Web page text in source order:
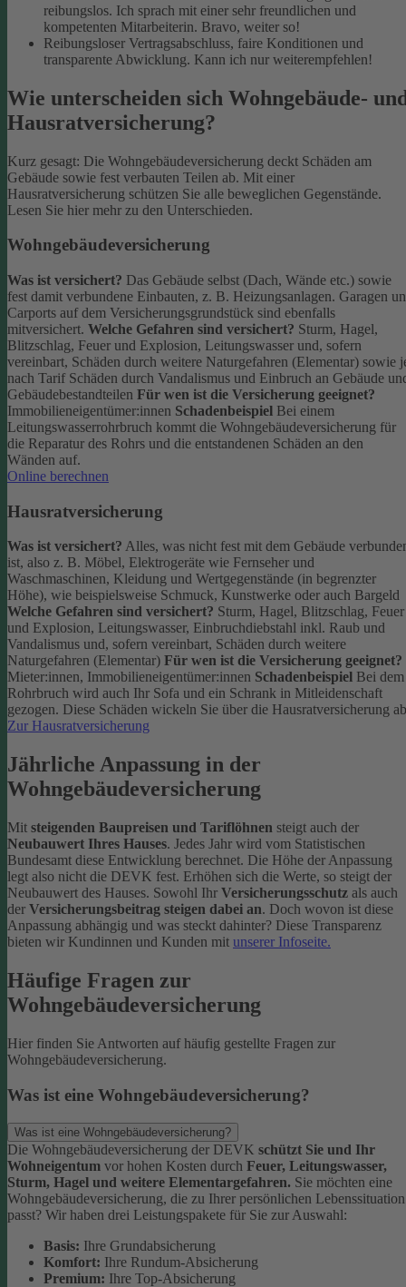
reibungslos. Ich sprach mit einer sehr freundlichen und
kompetenten Mitarbeiterin. Bravo, weiter so!
Reibungsloser Vertragsabschluss, faire Konditionen und
transparente Abwicklung. Kann ich nur weiterempfehlen!
Wie unterscheiden sich Wohngebäude-
Hausratversicherung?
Kurz gesagt: Die Wohngebäudeversicherung deckt Schäden am
Gebäude sowie fest verbauten Teilen ab. Mit einer
Hausratversicherung schützen Sie alle beweglichen Gegenstände.
Lesen Sie hier mehr zu den Unterschieden.
Wohngebäudeversicherung
Was ist versichert? Das Gebäude selbst (Dach, Wände etc.) sowie
fest damit verbundene Einbauten, z. B. Heizungsanlagen. Garagen
Carports auf dem Versicherungsgrundstück sind ebenfalls
mitversichert. Welche Gefahren sind versichert? Sturm, Hagel,
Blitzschlag, Feuer und Explosion, Leitungswasser und, sofern
vereinbart, Schäden durch weitere Naturgefahren (Elementar) sowie
nach Tarif Schäden durch Vandalismus und Einbruch an Gebäude
Gebäudebestandteilen Für wen ist die Versicherung geeignet?
Immobilieneigentümer:innen Schadenbeispiel Bei einem
Leitungswasserrohrbruch kommt die Wohngebäudeversicherung für
die Reparatur des Rohrs und die entstandenen Schäden an den
Wänden auf.
Online berechnen
Hausratversicherung
Was ist versichert? Alles, was nicht fest mit dem Gebäude
ist, also z. B. Möbel, Elektrogeräte wie Fernseher und
Waschmaschinen, Kleidung und Wertgegenstände (in begrenzter
Höhe), wie beispielsweise Schmuck, Kunstwerke oder auch Bargeld
Welche Gefahren sind versichert? Sturm, Hagel, Blitzschlag, Feuer
und Explosion, Leitungswasser, Einbruchdiebstahl inkl. Raub und
Vandalismus und, sofern vereinbart, Schäden durch weitere
Naturgefahren (Elementar) Für wen ist die Versicherung geeignet?
Mieter:innen, Immobilieneigentümer:innen Schadenbeispiel Bei dem
Rohrbruch wird auch Ihr Sofa und ein Schrank in Mitleidenschaft
gezogen. Diese Schäden wickeln Sie über die Hausratversicherung
Zur Hausratversicherung
Jährliche Anpassung in der
Wohngebäudeversicherung
Mit steigenden Baupreisen und Tariflöhnen steigt auch der
Neubauwert Ihres Hauses. Jedes Jahr wird vom Statistischen
Bundesamt diese Entwicklung berechnet. Die Höhe der Anpassung
legt also nicht die DEVK fest. Erhöhen sich die Werte, so steigt der
Neubauwert des Hauses. Sowohl Ihr Versicherungsschutz als auch
der Versicherungsbeitrag steigen dabei an. Doch wovon ist diese
Anpassung abhängig und was steckt dahinter? Diese Transparenz
bieten wir Kundinnen und Kunden mit unserer Infoseite.
Häufige Fragen zur
Wohngebäudeversicherung
Hier finden Sie Antworten auf häufig gestellte Fragen zur
Wohngebäudeversicherung.
Was ist eine Wohngebäudeversicherung?
Was ist eine Wohngebäudeversicherung?
Die Wohngebäudeversicherung der DEVK schützt Sie und Ihr
Wohneigentum vor hohen Kosten durch Feuer, Leitungswasser,
Sturm, Hagel und weitere Elementargefahren. Sie möchten eine
Wohngebäudeversicherung, die zu Ihrer persönlichen Lebenssituation
passt? Wir haben drei Leistungspakete für Sie zur Auswahl:
Basis: Ihre Grundabsicherung
Komfort: Ihre Rundum-Absicherung
Premium: Ihre Top-Absicherung